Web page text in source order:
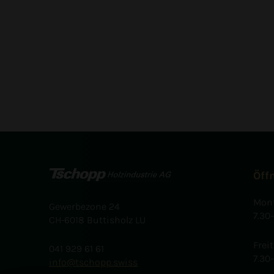
Gewerbezone 24
CH-6018 Buttisholz LU
041 929 61 61
info
tschopp.swiss